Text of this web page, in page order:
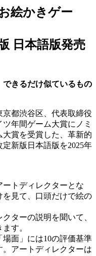
絵かきゲー
日本語版発売
できるだけ似ているもの
都渋谷区、代表取締役
年間ゲーム大賞にノミ
賞を受賞した、革新的
新版日本語版を2025年
トディレクターとな
を見て、口頭だけで絵の
ターの説明を聞いて、
す。
面」には10の評価基準
。アートディレクターは